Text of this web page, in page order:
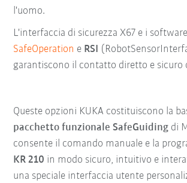
l'uomo.
L'interfaccia di sicurezza X67 e i software
SafeOperation e RSI
garantiscono il contatto diretto e sicuro
Queste opzioni KUKA costituiscono la
pacchetto funzionale SafeGuiding di
consente il comando manuale e la
KR 210 in modo sicuro, intuitivo e
una speciale interfaccia utente